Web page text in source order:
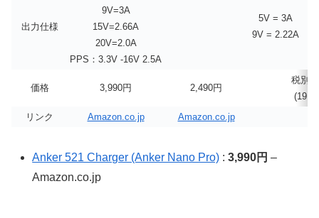
出力仕様
9V=3A
15V=2.66A
20V=2.0A
PPS：3.3V -16V 2.5A
5V = 3A
9V = 2.22A
価格 3,990円 2,490円
税別
リンク
Amazon.co.jp Amazon.co.jp
Anker 521 Charger (Anker Nano Pro) :3,990円 –
Amazon.co.jp